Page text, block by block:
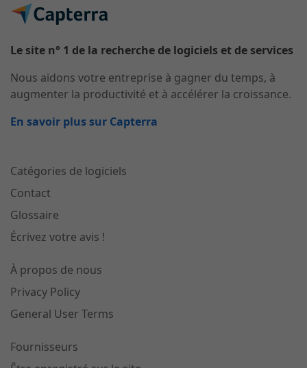
Le site n° 1 de la recherche de logiciels et de services
Nous aidons votre entreprise à gagner du temps, à
augmenter la productivité et à accélérer la croissance.
En savoir plus sur Capterra
Catégories de logiciels
Contact
Glossaire
Écrivez votre avis !
À propos de nous
Privacy Policy
General User Terms
Fournisseurs